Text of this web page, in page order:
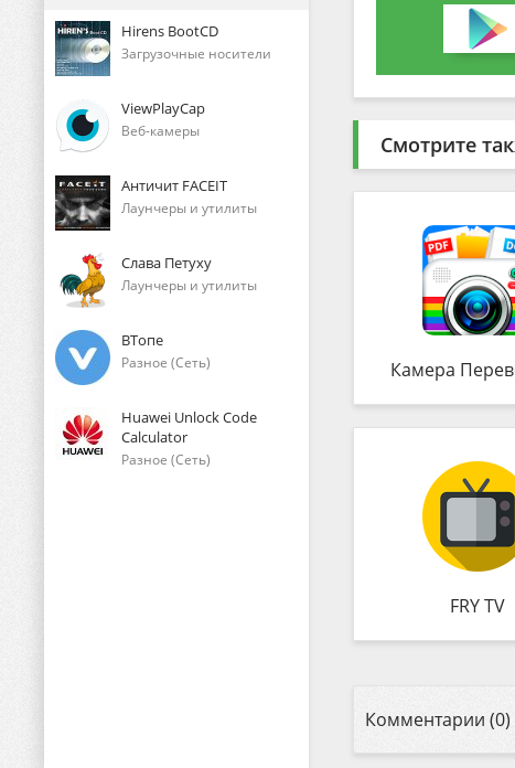
Hirens BootCD
Загрузочные носители
ViewPlayCap
Веб-камеры
Античит FACEIT
Лаунчеры и утилиты
Слава Петуху
Лаунчеры и утилиты
ВТопе
Разное (Сеть)
Huawei Unlock Code
Calculator
Разное (Сеть)
Смотрите
Камера
FRY TV
Комментарии (0)